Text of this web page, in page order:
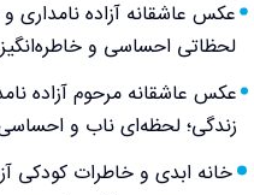
عکس عاشقانه آزاده
لحظاتی احساسی و
عکس عاشقانه مرحوم آزاده
زندگی؛ لحظه‌ای ناب و
خانه ابدی و خاطرات کودکی